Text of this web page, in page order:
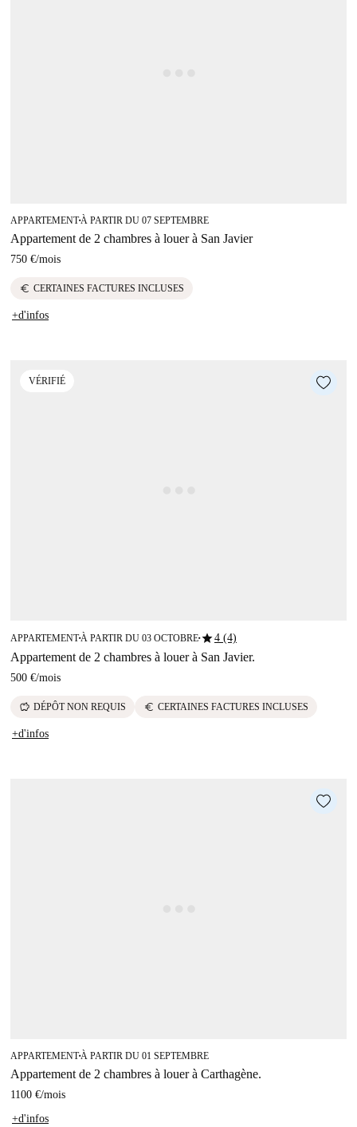
APPARTEMENT■À PARTIR DU 07 SEPTEMBRE
Appartement de 2 chambres à louer à San Javier
750 €/mois
euro CERTAINES FACTURES INCLUSES
+d'infos
VÉRIFIÉ
APPARTEMENT■À PARTIR DU 03 OCTOBRE■star4 (4)
Appartement de 2 chambres à louer à San Javier.
500 €/mois
savings DÉPÔT NON REQUIS euro CERTAINES FACTURES INCLUSES
+d'infos
APPARTEMENT■À PARTIR DU 01 SEPTEMBRE
Appartement de 2 chambres à louer à Carthagène.
1100 €/mois
+d'infos